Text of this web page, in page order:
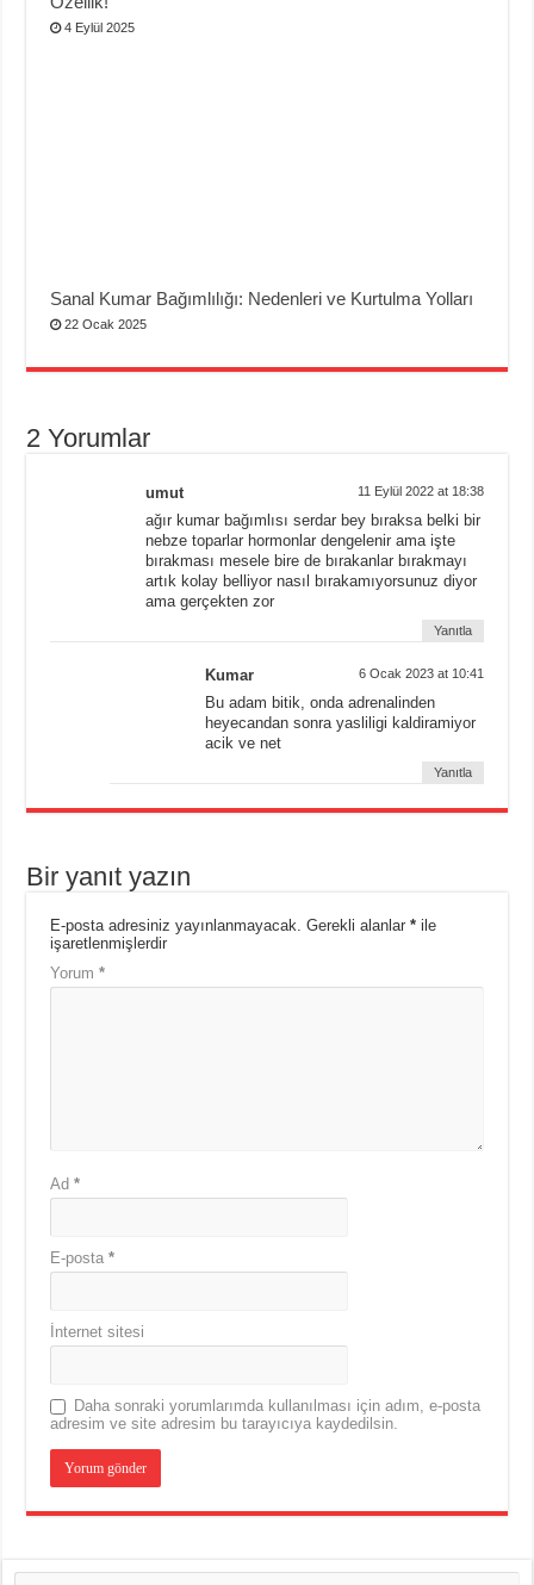
4 Eylül 2025
Sanal Kumar Bağımlılığı: Nedenleri ve Kurtulma Yolları
22 Ocak 2025
2 Yorumlar
umut 11 Eylül 2022 at 18:38
ağır kumar bağımlısı serdar bey bıraksa belki bir
nebze toparlar hormonlar dengelenir ama işte
bırakması mesele bire de bırakanlar bırakmayı
artık kolay belliyor nasıl bırakamıyorsunuz diyor
ama gerçekten zor
Yanıtla
Kumar 6 Ocak 2023 at 10:41
Bu adam bitik, onda adrenalinden
heyecandan sonra yasliligi kaldiramiyor
acik ve net
Yanıtla
Bir yanıt yazın
E-posta adresiniz yayınlanmayacak. Gerekli alanlar* ile
işaretlenmişlerdir
Yorum*
Ad*
E-posta*
İnternet sitesi
Daha sonraki yorumlarımda kullanılması için adım, e-posta
adresim ve site adresim bu tarayıcıya kaydedilsin.